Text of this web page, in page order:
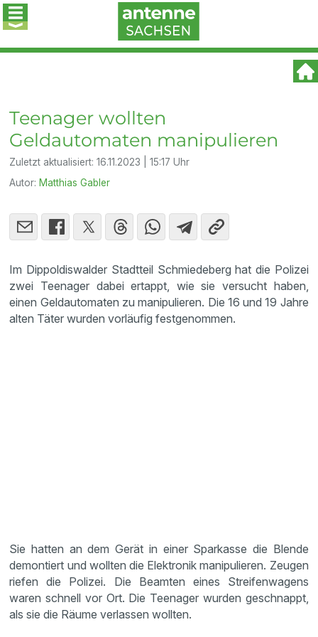
Teenager wollten
Geldautomaten manipulieren
Zuletzt aktualisiert:16.11.2023 | 15:17 Uhr
Autor: Matthias Gabler
Im Dippoldiswalder Stadtteil Schmiedeberg hat die Polizei
zwei Teenager dabei ertappt, wie sie versucht haben,
einen Geldautomaten zu manipulieren. Die 16 und 19 Jahre
alten Täter wurden vorläufig festgenommen.
Sie hatten an dem Gerät in einer Sparkasse die Blende
demontiert und wollten die Elektronik manipulieren. Zeugen
riefen die Polizei. Die Beamten eines Streifenwagens
waren schnell vor Ort. Die Teenager wurden geschnappt,
als sie die Räume verlassen wollten.